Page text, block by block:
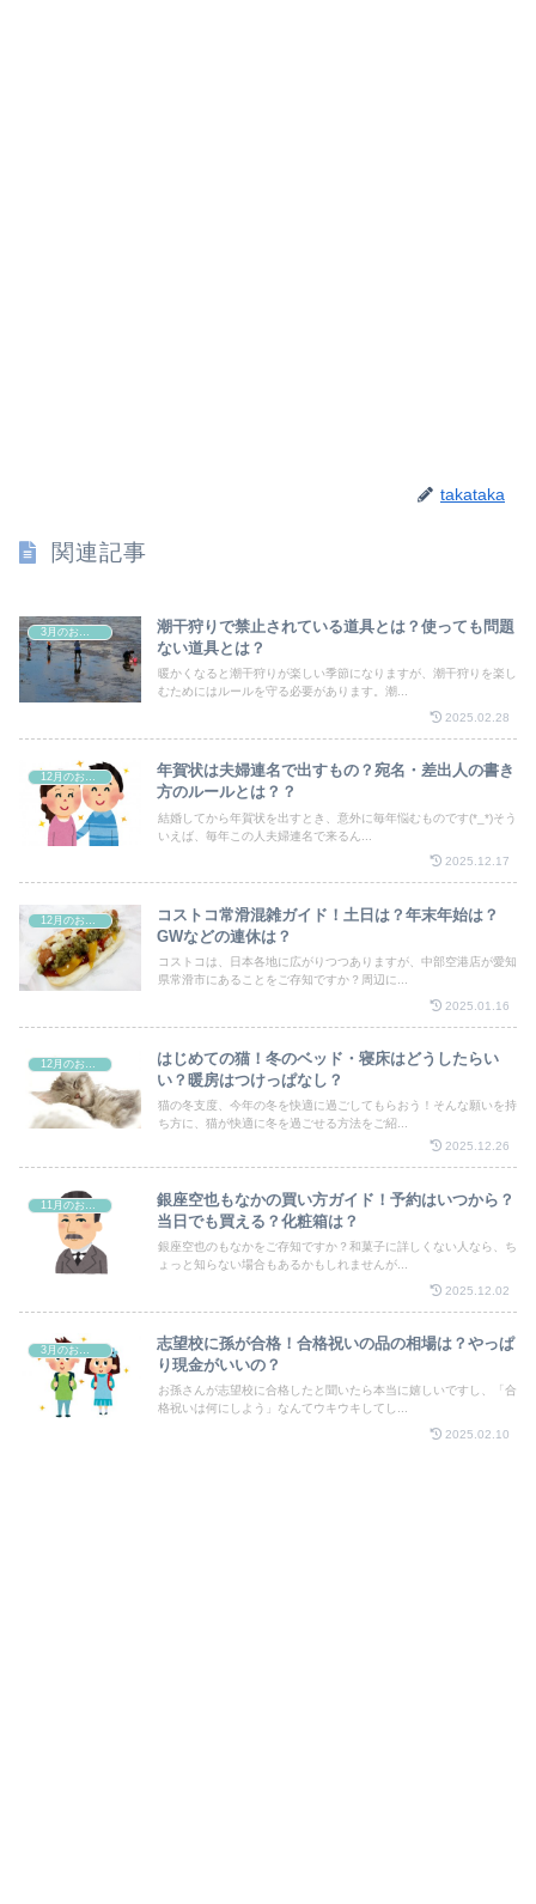
takataka
関連記事
3月のお祭り
潮干狩りで禁止されている道具とは？使っても問題
ない道具とは？
暖かくなると潮干狩りが楽しい季節になりますが、潮干狩りを楽し
むためにはルールを守る必要があります。潮...
2025.02.28
年賀状は夫婦連名で出すもの？宛名・差出人の書き
方のルールとは？？
結婚してから年賀状を出すとき、意外に毎年悩むものです(*_*)そう
いえば、毎年この人夫婦連名で来るん...
2025.12.17
コストコ常滑混雑ガイド！土日は？年末年始は？
GWなどの連休は？
コストコは、日本各地に広がりつつありますが、中部空港店が愛知
県常滑市にあることをご存知ですか？周辺に...
2025.01.16
12月のお祭り
はじめての猫！冬のベッド・寝床はどうしたらい
い？暖房はつけっぱなし？
猫の冬支度、今年の冬を快適に過ごしてもらおう！そんな願いを持
ち方に、猫が快適に冬を過ごせる方法をご紹...
2025.12.26
11月のお祭り
銀座空也もなかの買い方ガイド！予約はいつから？
当日でも買える？化粧箱は？
銀座空也のもなかをご存知ですか？和菓子に詳しくない人なら、ち
ょっと知らない場合もあるかもしれませんが...
2025.12.02
志望校に孫が合格！合格祝いの品の相場は？やっぱ
り現金がいいの？
お孫さんが志望校に合格したと聞いたら本当に嬉しいですし、「合
格祝いは何にしよう」なんてウキウキしてし...
2025.02.10